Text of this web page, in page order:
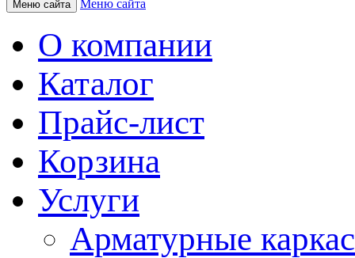
Меню сайта Меню сайта
О компании
Каталог
Прайс-лист
Корзина
Услуги
Арматурные